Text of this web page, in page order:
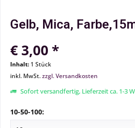
Gelb, Mica,
€ 3,00 *
Inhalt: 1 Stück
inkl. MwSt.zzgl. Versandkosten
Sofort versandfertig, Lieferzeit ca. 1-3
10-50-100: